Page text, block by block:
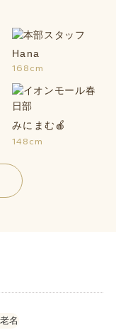
Hana
168cm
みにまむ🍎
148cm
名